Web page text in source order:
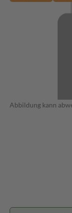
Abbildung kann